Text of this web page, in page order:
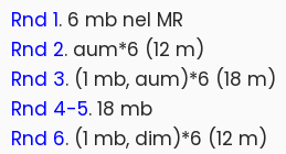
Rnd 1. 6 mb nel MR
Rnd 2. aum*6 (12 m)
Rnd 3. (1 mb, aum)*6 (18 m)
Rnd 4-5. 18 mb
Rnd 6. (1 mb, dim)*6 (12 m)